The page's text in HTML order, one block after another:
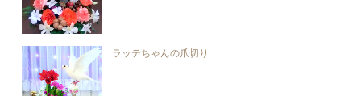
ラッテちゃんの爪切り